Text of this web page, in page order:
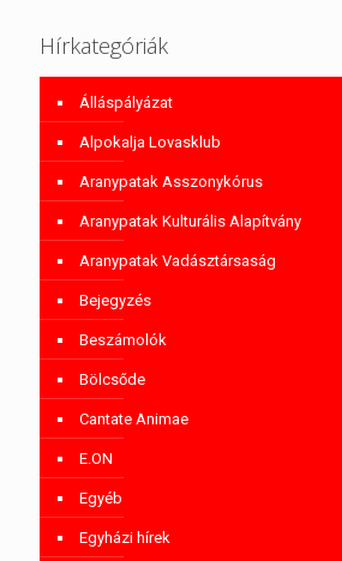
Hírkategóriák
Álláspályázat
Alpokalja Lovasklub
Aranypatak Asszonykórus
Aranypatak Kulturális Alapítvány
Aranypatak Vadásztársaság
Bejegyzés
Beszámolók
Bölcsőde
Cantate Animae
E.ON
Egyéb
Egyházi hírek